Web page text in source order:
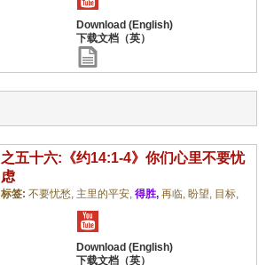
之五十六:《约14:1-4》你们心里不要忧
虑
标签: 不要忧愁, 主里的平安, 得胜, 再临, 盼望, 目标,